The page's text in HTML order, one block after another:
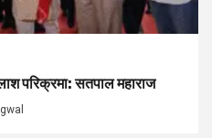
परिक्रमा: सतपाल महाराज